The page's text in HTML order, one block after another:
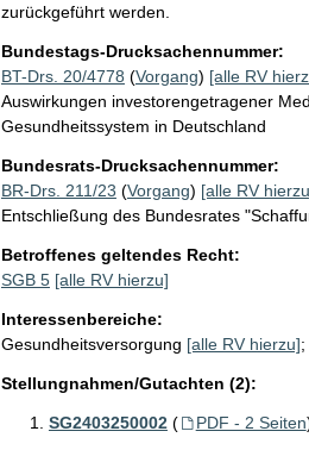
zurückgeführt werden.
Bundestags-Drucksachennummer:
BT-Drs. 20/4778 (Vorgang) [alle RV
Auswirkungen investorengetragener
Gesundheitssystem in Deutschland
Bundesrats-Drucksachennummer:
BR-Drs. 211/23 (Vorgang) [alle RV
Entschließung des Bundesrates
Betroffenes geltendes Recht:
SGB 5 [alle RV hierzu]
Interessenbereiche:
Gesundheitsversorgung [alle RV hierzu];
Stellungnahmen/Gutachten (2):
SG2403250002 ( PDF - 2 Seiten